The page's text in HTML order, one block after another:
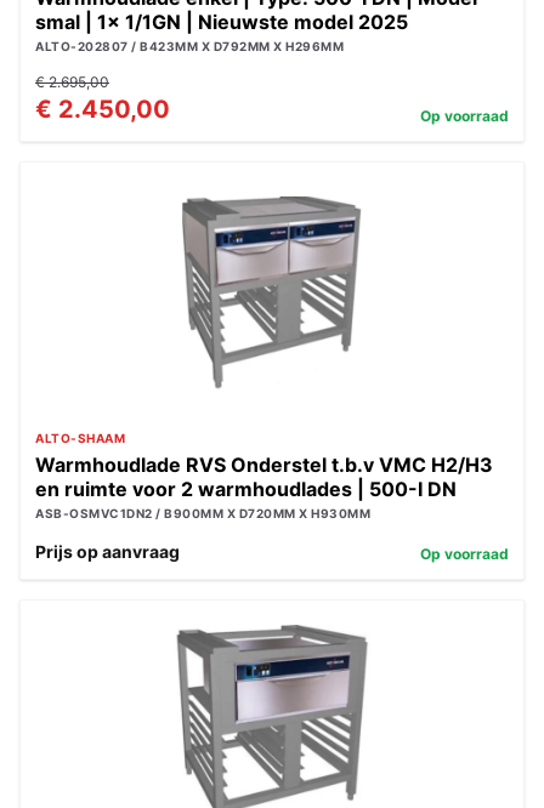
smal | 1x 1/1GN | Nieuwste model 2025
ALTO-202807 / B423MM X D792MM X H296MM
€ 2.695,00
€ 2.450,00 Op voorraad
ALTO-SHAAM
Warmhoudlade RVS Onderstel t.b.v VMC H2/H3
en ruimte voor 2 warmhoudlades | 500-I DN
ASB-OSMVC1DN2 / B900MM X D720MM X H930MM
Prijs op aanvraag Op voorraad